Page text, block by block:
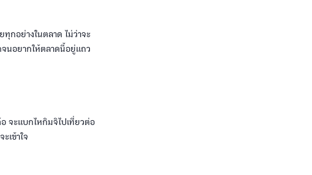
กอย่างในตลาด ไม่ว่าจะ
นอยากให้ตลาดนี้อยู่แถว
จะแบกไหกิมจิไปเที่ยวต่อ
เข้าใจ